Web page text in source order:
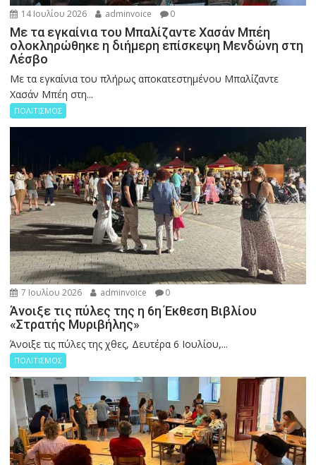
14 Ιουλίου 2026 adminvoice 0
Με τα εγκαίνια του Μπαλίζαντε Χασάν Μπέη
ολοκληρώθηκε η διήμερη επίσκεψη Μενδώνη στη
Λέσβο
Με τα εγκαίνια του πλήρως αποκατεστημένου Μπαλίζαντε
Χασάν Μπέη στη...
ΠΟΛΙΤΙΣΜΟΣ
7 Ιουλίου 2026 adminvoice 0
Άνοιξε τις πύλες της η 6η Έκθεση Βιβλίου
«Στρατής Μυριβήλης»
Άνοιξε τις πύλες της χθες, Δευτέρα 6 Ιουλίου,...
ΠΟΛΙΤΙΣΜΟΣ